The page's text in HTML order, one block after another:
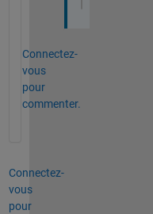
Connectez-
vous
pour
commenter.
Connectez-
vous
pour